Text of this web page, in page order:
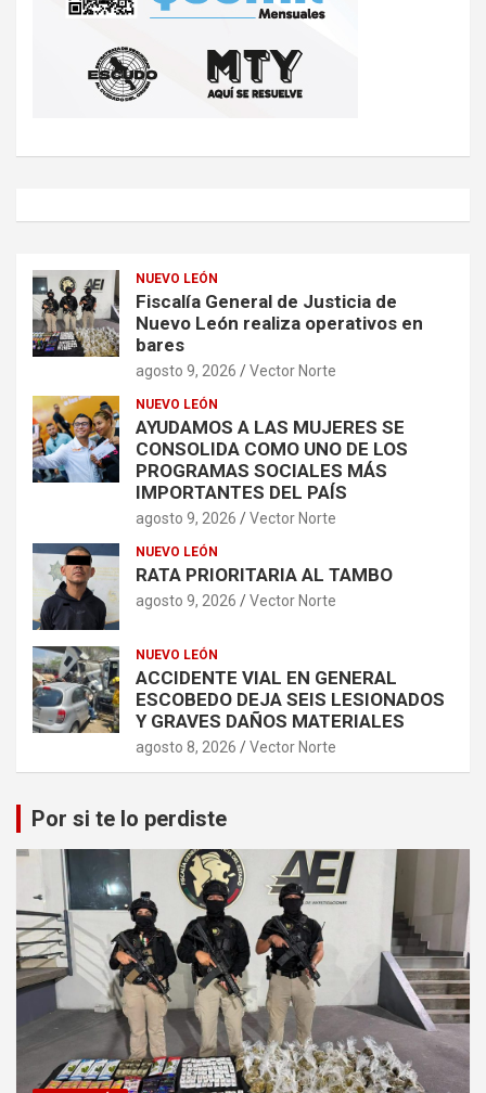
NUEVO LEÓN
Fiscalía General de Justicia de
Nuevo León realiza operativos en
bares
agosto 9, 2026 Vector Norte
NUEVO LEÓN
AYUDAMOS A LAS MUJERES SE
CONSOLIDA COMO UNO DE LOS
PROGRAMAS SOCIALES MÁS
IMPORTANTES DEL PAÍS
agosto 9, 2026 Vector Norte
NUEVO LEÓN
RATA PRIORITARIA AL TAMBO
agosto 9, 2026 Vector Norte
NUEVO LEÓN
ACCIDENTE VIAL EN GENERAL
ESCOBEDO DEJA SEIS LESIONADOS
Y GRAVES DAÑOS MATERIALES
agosto 8, 2026 Vector Norte
Por si te lo perdiste